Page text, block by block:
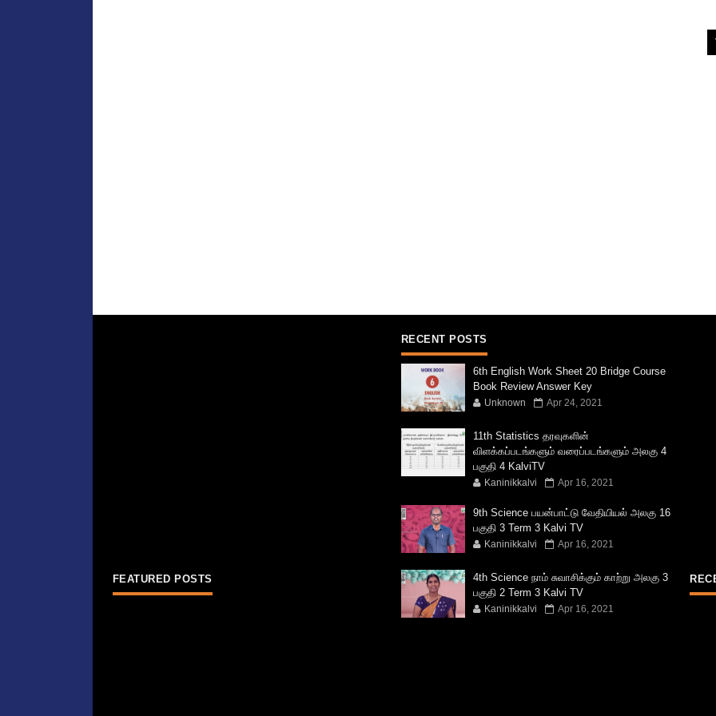
FEATURED POSTS
RECENT POSTS
6th English Work Sheet 20 Bridge Course
Book Review Answer Key
Unknown Apr 24, 2021
11th Statistics தரவுகளின்
விளக்கப்படங்களும் வரைப்படங்களும் அலகு 4
பகுதி 4 KalviTV
Kaninikkalvi Apr 16, 2021
9th Science பயன்பாட்டு வேதியியல் அலகு 16
பகுதி 3 Term 3 Kalvi TV
Kaninikkalvi Apr 16, 2021
4th Science நாம் சுவாசிக்கும் காற்று அலகு 3
பகுதி 2 Term 3 Kalvi TV
Kaninikkalvi Apr 16, 2021